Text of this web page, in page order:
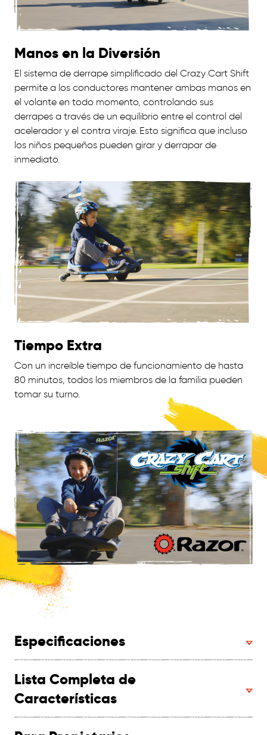
Manos en la Diversión
El sistema de derrape simplificado del Crazy Cart Shift
permite a los conductores mantener ambas manos en
el volante en todo momento, controlando sus
derrapes a través de un equilibrio entre el control del
acelerador y el contra viraje. Esto significa que incluso
los niños pequeños pueden girar y derrapar de
inmediato.
Tiempo Extra
Con un increíble tiempo de funcionamiento de hasta
80 minutos, todos los miembros de la familia pueden
tomar su turno.
Especificaciones
Lista Completa de
Características